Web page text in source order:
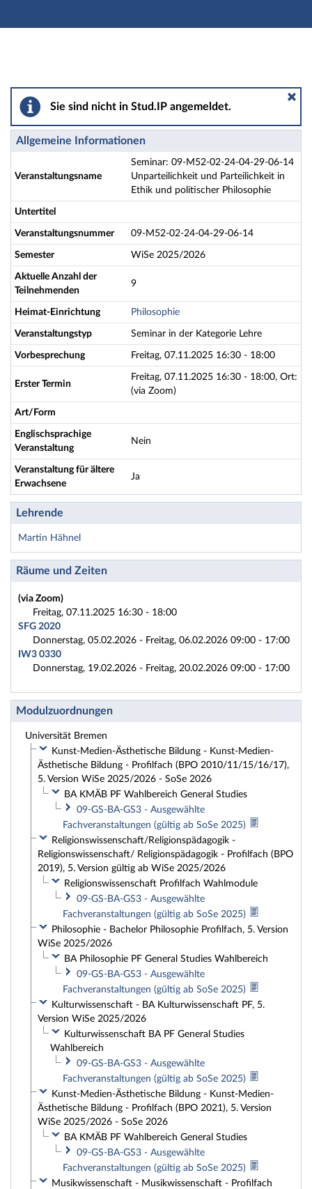
Hauptnavigation
Seminar: 09-M52-02-24-04-29-06-14
Sie sind nicht in Stud.IP angemeldet.
Allgemeine Informationen
Veranstaltungsname
Seminar: 09-M52-02-24-04-29-06-14
Unparteilichkeit und Parteilichkeit in
Ethik und politischer Philosophie
Untertitel
Veranstaltungsnummer 09-M52-02-24-04-29-06-14
Semester WiSe 2025/2026
Aktuelle Anzahl der
Teilnehmenden
9
Heimat-Einrichtung Philosophie
Veranstaltungstyp Seminar in der Kategorie Lehre
Vorbesprechung Freitag, 07.11.2025 16:30 - 18:00
Erster Termin
Freitag, 07.11.2025 16:30 - 18:00, Ort:
(via Zoom)
Art/Form
Englischsprachige
Veranstaltung
Nein
Veranstaltung für ältere
Erwachsene
Ja
Lehrende
Martin Hähnel
Räume und Zeiten
(via Zoom)
Freitag, 07.11.2025 16:30 - 18:00
SFG 2020
Donnerstag, 05.02.2026 - Freitag, 06.02.2026 09:00 - 17:00
IW3 0330
Donnerstag, 19.02.2026 - Freitag, 20.02.2026 09:00 - 17:00
Modulzuordnungen
Universität Bremen
Kunst-Medien-Ästhetische Bildung - Kunst-Medien-
Ästhetische Bildung - Profilfach (BPO 2010/11/15/16/17),
5. Version WiSe 2025/2026 - SoSe 2026
BA KMÄB PF Wahlbereich General Studies
09-GS-BA-GS3 - Ausgewählte
Fachveranstaltungen (gültig ab SoSe 2025)
Religionswissenschaft/Religionspädagogik -
Religionswissenschaft/ Religionspädagogik - Profilfach (BPO
2019), 5. Version gültig ab WiSe 2025/2026
Religionswissenschaft Profilfach Wahlmodule
09-GS-BA-GS3 - Ausgewählte
Fachveranstaltungen (gültig ab SoSe 2025)
Philosophie - Bachelor Philosophie Profilfach, 5. Version
WiSe 2025/2026
BA Philosophie PF General Studies Wahlbereich
09-GS-BA-GS3 - Ausgewählte
Fachveranstaltungen (gültig ab SoSe 2025)
Kulturwissenschaft - BA Kulturwissenschaft PF, 5.
Version WiSe 2025/2026
Kulturwissenschaft BA PF General Studies
Wahlbereich
09-GS-BA-GS3 - Ausgewählte
Fachveranstaltungen (gültig ab SoSe 2025)
Kunst-Medien-Ästhetische Bildung - Kunst-Medien-
Ästhetische Bildung - Profilfach (BPO 2021), 5. Version
WiSe 2025/2026 - SoSe 2026
BA KMÄB PF Wahlbereich General Studies
09-GS-BA-GS3 - Ausgewählte
Fachveranstaltungen (gültig ab SoSe 2025)
Musikwissenschaft - Musikwissenschaft - Profilfach